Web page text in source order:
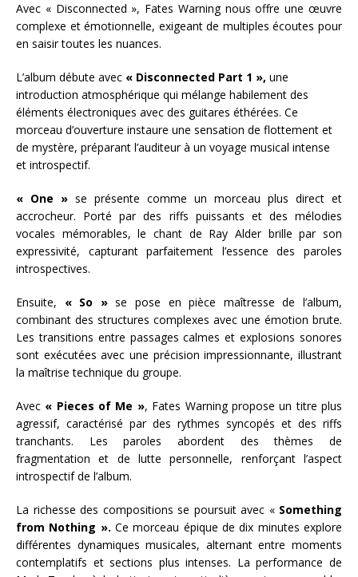
Avec « Disconnected », Fates Warning nous offre une œuvre
complexe et émotionnelle, exigeant de multiples écoutes pour
en saisir toutes les nuances.
L’album débute avec « Disconnected Part 1 », une
introduction atmosphérique qui mélange habilement des
éléments électroniques avec des guitares éthérées. Ce
morceau d’ouverture instaure une sensation de flottement et
de mystère, préparant l’auditeur à un voyage musical intense
et introspectif.
« One » se présente comme un morceau plus direct et
accrocheur. Porté par des riffs puissants et des mélodies
vocales mémorables, le chant de Ray Alder brille par son
expressivité, capturant parfaitement l’essence des paroles
introspectives.
Ensuite, « So »se pose en pièce maîtresse de l’album,
combinant des structures complexes avec une émotion brute.
Les transitions entre passages calmes et explosions sonores
sont exécutées avec une précision impressionnante, illustrant
la maîtrise technique du groupe.
Avec « Pieces of Me », Fates Warning propose un titre plus
agressif, caractérisé par des rythmes syncopés et des riffs
tranchants. Les paroles abordent des thèmes de
fragmentation et de lutte personnelle, renforçant l’aspect
introspectif de l’album.
La richesse des compositions se poursuit avec « Something
from Nothing ». Ce morceau épique de dix minutes explore
différentes dynamiques musicales, alternant entre moments
contemplatifs et sections plus intenses. La performance de